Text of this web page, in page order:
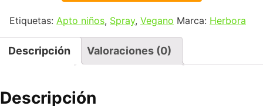
Etiquetas: Apto niños, Spray, Vegano Marca: Herbora
Descripción Valoraciones (0)
Descripción